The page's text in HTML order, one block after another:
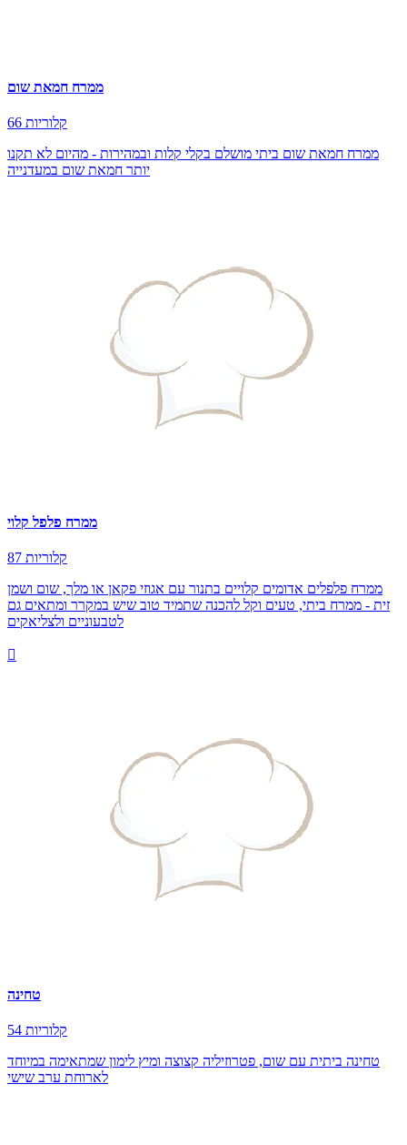
ממרח חמאת שום
66 קלוריות
ממרח חמאת שום ביתי מושלם בקלי קלות ובמהירות - מהיום לא תקנו
יותר חמאת שום במעדנייה
ממרח פלפל קלוי
87 קלוריות
ממרח פלפלים אדומים קלויים בתנור עם אגוזי פקאן או מלך, שום ושמן
זית - ממרח ביתי, טעים וקל להכנה שתמיד טוב שיש במקרר ומתאים גם
לטבעוניים ולצליאקים

טחינה
54 קלוריות
טחינה ביתית עם שום, פטרוזיליה קצוצה ומיץ לימון שמתאימה במיוחד
לארוחת ערב שישי